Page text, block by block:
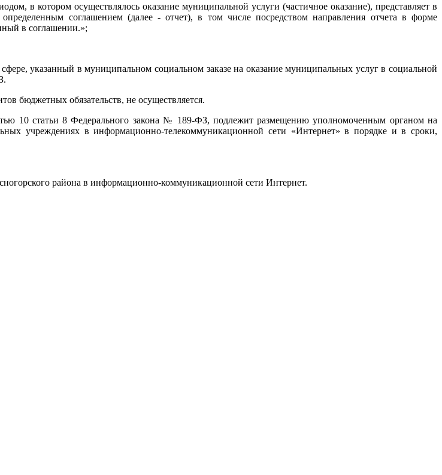
в котором осуществлялось оказание муниципальной услуги (частичное оказание), представляет в
соглашением (далее - отчет), в том числе посредством направления отчета в форме
в соглашении.»;
указанный в муниципальном социальном заказе на оказание муниципальных услуг в социальной
бюджетных обязательств, не осуществляется.
10 статьи 8 Федерального закона № 189-ФЗ, подлежит размещению уполномоченным органом на
учреждениях в информационно-телекоммуникационной сети «Интернет» в порядке и в сроки,
района в информационно-коммуникационной сети Интернет.